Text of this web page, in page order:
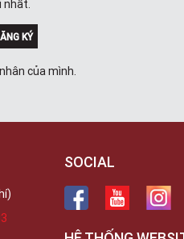
nhất.
KÝ
của mình.
SOCIAL